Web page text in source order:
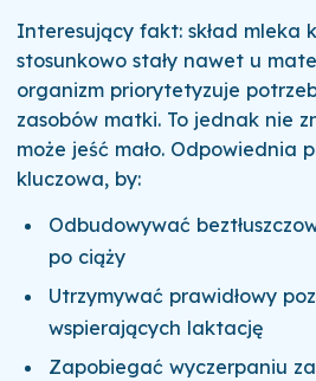
Interesujący fakt: skład mleka
stosunkowo stały nawet u
organizm priorytetyzuje
zasobów matki. To jednak nie
może jeść mało. Odpowiednia
kluczowa, by:
Odbudowywać
po ciąży
Utrzymywać prawidłowy
wspierających laktację
Zapobiegać wyczerpaniu